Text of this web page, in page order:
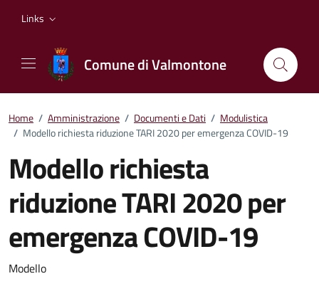
Links
Comune di Valmontone
Home / Amministrazione / Documenti e Dati / Modulistica
/ Modello richiesta riduzione TARI 2020 per emergenza COVID-19
Modello richiesta
riduzione TARI 2020 per
emergenza COVID-19
Dettagli del documento
Modello